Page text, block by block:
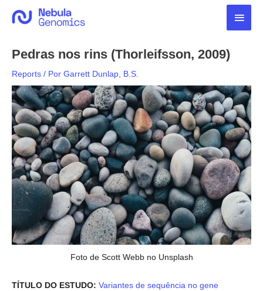
para
Pedras nos rins (Thorleifsson, 2009)
Reports / Por Garrett Dunlap, B.S.
Foto de Scott Webb no Unsplash
TÍTULO DO ESTUDO: Variantes de sequência no gene